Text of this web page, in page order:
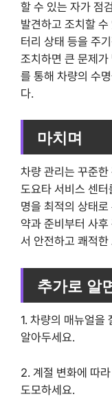
할 수 있는 자가 점
발견하고 조치할
터리 상태 등을 주
조치하면 큰 문제
를 통해 차량의 수
다.
마치며
차량 관리는 꾸준
도요타 서비스 센
명을 최적의 상태로
약과 준비부터 사
서 안전하고 쾌적
추가로 알
1. 차량의 매뉴얼을
알아두세요.
2. 계절 변화에 따
도모하세요.